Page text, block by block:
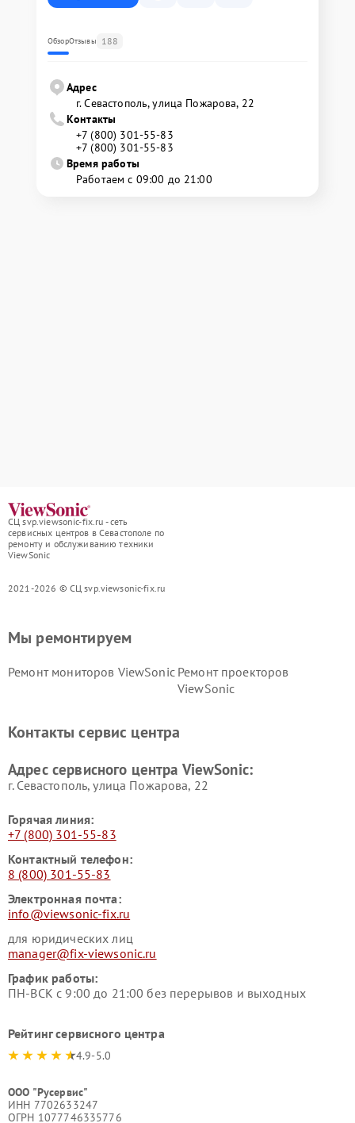
ОбзорОтзывы 188
Адрес
г. Севастополь, улица Пожарова, 22
Контакты
+7 (800) 301-55-83
+7 (800) 301-55-83
Время работы
Работаем с 09:00 до 21:00
СЦ svp.viewsonic-fix.ru - сеть
сервисных центров в Севастополе по
ремонту и обслуживанию техники
ViewSonic
2021-2026 © СЦ svp.viewsonic-fix.ru
Мы ремонтируем
Ремонт мониторов ViewSonic Ремонт проекторов
ViewSonic
Контакты сервис центра
Адрес сервисного центра ViewSonic:
г. Севастополь, улица Пожарова, 22
Горячая линия:
+7 (800) 301-55-83
Контактный телефон:
8 (800) 301-55-83
Электронная почта:
info@viewsonic-fix.ru
для юридических лиц
manager@fix-viewsonic.ru
График работы:
ПН-ВСК с 9:00 до 21:00 без перерывов и выходных
Рейтинг сервисного центра
4.9-5.0
ООО "Русервис"
ИНН 7702633247
ОГРН 1077746335776